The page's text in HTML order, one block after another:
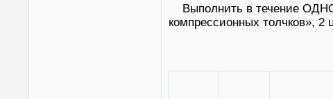
Выполнить в течение
компрессионных толчков», 2